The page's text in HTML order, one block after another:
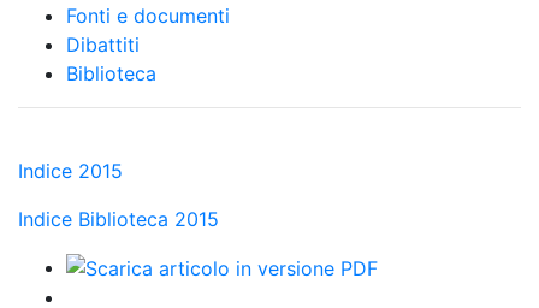
Fonti e documenti
Dibattiti
Biblioteca
Indice 2015
Indice Biblioteca 2015